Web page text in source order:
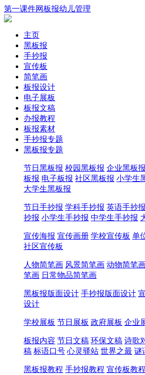
第一课件网板报幼儿管理
主页
黑板报
手抄报
宣传板
简笔画
板报设计
电子展板
板报文稿
办报教程
板报素材
手抄报专题
黑板报专题
节日黑板报 校园黑板报 企业黑板报
板报 电子板报 社区黑板报 小学生
大学生黑板报
节日手抄报 学科手抄报 英语手抄报
抄报 小学生手抄报 中学生手抄报
宣传海报 宣传画册 学校宣传板 单
社区宣传板
人物简笔画 风景简笔画 动物简笔
笔画 日常物品简笔画
黑板报版面设计 手抄报版面设计
设计
学校展板 节日展板 政府展板 企业
板报内容 节日文稿 环保文稿 诗歌
稿 标语口号 心灵驿站 世界之最 谜
黑板报教程 手抄报教程 宣传板教程